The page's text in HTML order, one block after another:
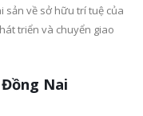
sản về sở hữu trí tuệ của
triển và chuyển giao
Nai